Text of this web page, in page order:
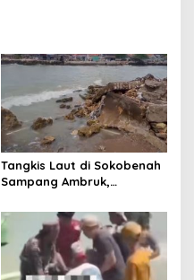
Tangkis Laut di Sokobenah
Sampang Ambruk,
Warga